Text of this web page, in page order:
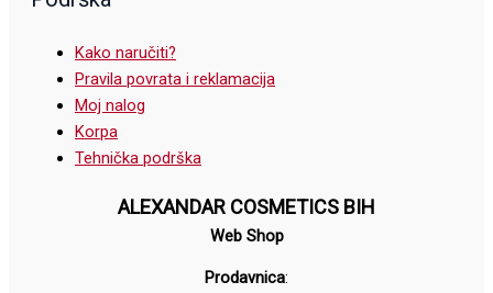
Kako naručiti?
Pravila povrata i reklamacija
Moj nalog
Korpa
Tehnička podrška
ALEXANDAR COSMETICS BIH
Web Shop
Prodavnica: